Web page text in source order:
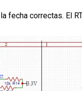
fecha correctas.